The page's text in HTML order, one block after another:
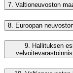
7. Valtioneuvoston
8. Euroopan
9. Hallituksen